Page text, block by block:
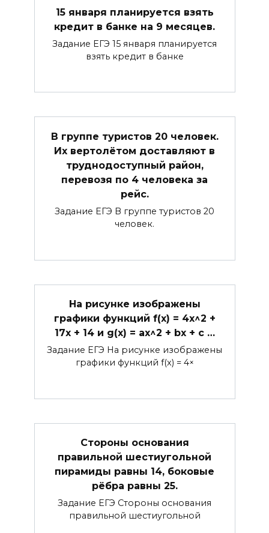
15 января планируется взять
кредит в банке на 9 месяцев.
Задание ЕГЭ 15 января планируется
взять кредит в банке
В группе туристов 20 человек.
Их вертолётом доставляют в
труднодоступный район,
перевозя по 4 человека за
рейс.
Задание ЕГЭ В группе туристов 20
человек.
На рисунке изображены
графики функций f(x) = 4x^2 +
17x + 14 и g(x) = ax^2 + bx + c …
Задание ЕГЭ На рисунке изображены
графики функций f(x) = 4×
Стороны основания
правильной шестиугольной
пирамиды равны 14, боковые
рёбра равны 25.
Задание ЕГЭ Стороны основания
правильной шестиугольной